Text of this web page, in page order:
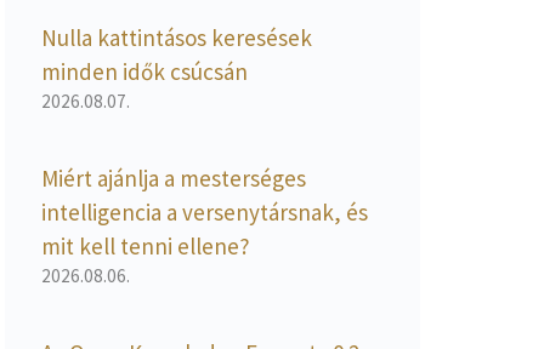
Nulla kattintásos keresések
minden idők csúcsán
2026.08.07.
Miért ajánlja a mesterséges
intelligencia a versenytársnak, és
mit kell tenni ellene?
2026.08.06.